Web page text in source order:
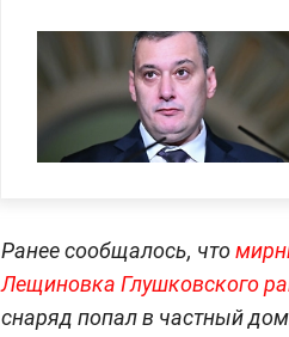
Ранее сообщалось, что
Лещиновка Глушковского
снаряд попал в частный